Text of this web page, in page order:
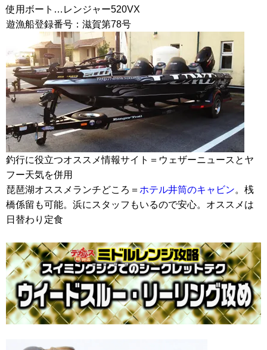
使用ボート…レンジャー520VX
遊漁船登録番号：滋賀第78号
釣行に役立つオススメ情報サイト＝ウェザーニュースとヤ
フー天気を併用
琵琶湖オススメランチどころ＝ ホテル井筒のキャビン。桟
橋係留も可能。浜にスタッフもいるので安心。オススメは
日替わり定食